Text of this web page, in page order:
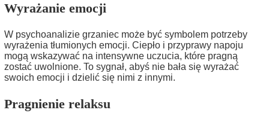
Wyrażanie emocji
W psychoanalizie grzaniec może być symbolem potrzeby
wyrażenia tłumionych emocji. Ciepło i przyprawy napoju
mogą wskazywać na intensywne uczucia, które pragną
zostać uwolnione. To sygnał, abyś nie bała się wyrażać
swoich emocji i dzielić się nimi z innymi.
Pragnienie relaksu